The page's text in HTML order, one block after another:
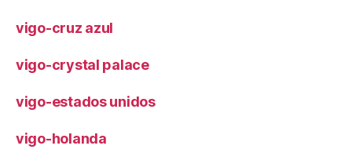
vigo-cruz azul
vigo-crystal palace
vigo-estados unidos
vigo-holanda